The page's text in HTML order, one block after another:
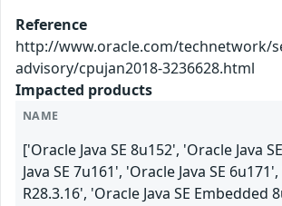
Reference
http://www.oracle.com/technetwork/
advisory/cpujan2018-3236628.html
Impacted products
NAME
['Oracle Java SE 8u152', 'Oracle Java
Java SE 7u161', 'Oracle Java SE
R28.3.16', 'Oracle Java SE Embedded